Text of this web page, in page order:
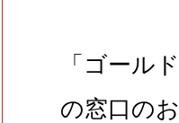
「ゴール
の窓口の